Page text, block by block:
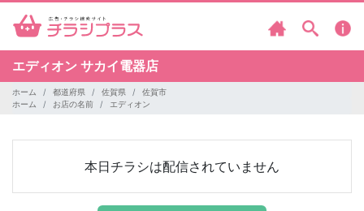
エディオン サカイ電器店
ホーム 都道府県 佐賀県
佐賀市
ホーム
お店の名前 エディオン
本日チラシは配信されていません